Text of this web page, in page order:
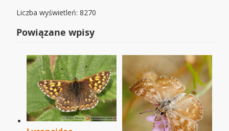
Liczba wyświetleń: 8270
Powiązane wpisy